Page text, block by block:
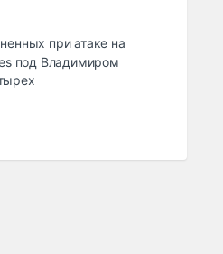
при атаке на
под Владимиром